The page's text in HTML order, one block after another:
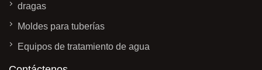
dragas
Moldes para tuberías
Equipos de tratamiento de agua